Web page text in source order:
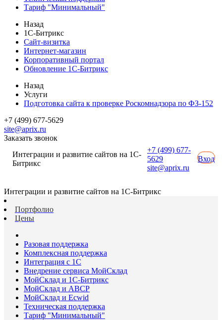
Тариф "Минимальный"
Назад
1С-Битрикс
Сайт-визитка
Интернет-магазин
Корпоративный портал
Обновление 1С-Битрикс
Назад
Услуги
Подготовка сайта к проверке Роскомнадзора по ФЗ-152
+7 (499) 677-5629
site@aprix.ru
Заказать звонок
Интеграции и развитие сайтов на 1С-
Битрикс
+7 (499) 677-
5629
site@aprix.ru
Вход
Интеграции и развитие сайтов на 1С-Битрикс
Портфолио
Цены
Разовая поддержка
Комплексная поддержка
Интеграция с 1С
Внедрение сервиса МойСклад
МойСклад и 1С-Битрикс
МойСклад и ABCP
МойСклад и Ecwid
Техническая поддержка
Тариф "Минимальный"